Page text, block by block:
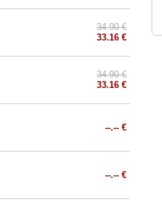
34.90 €
33.16 €
34.90 €
33.16 €
--.-- €
--.-- €